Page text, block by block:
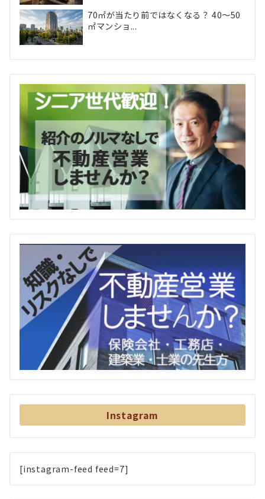
70㎡が当たり前ではなくなる？ 40〜50
㎡マンショ...
Instagram
[instagram-feed feed=7]